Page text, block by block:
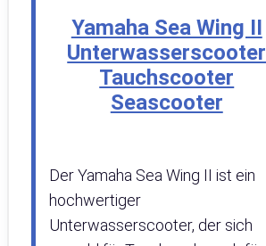
Yamaha Sea Wing II
Unterwasserscooter
Tauchscooter
Seascooter
Der Yamaha Sea Wing II ist ein
hochwertiger
Unterwasserscooter, der sich